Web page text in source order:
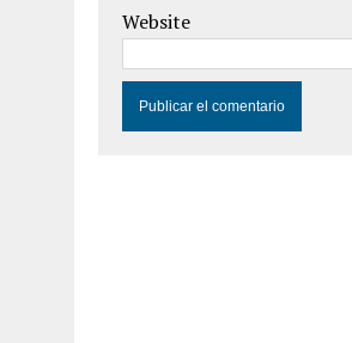
Website